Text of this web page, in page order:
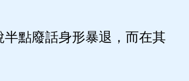
點廢話身形暴退，而在其